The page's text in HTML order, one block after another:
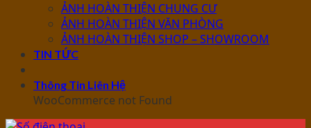
ẢNH HOÀN THIỆN CHUNG CƯ
ẢNH HOÀN THIỆN VĂN PHÒNG
ẢNH HOÀN THIỆN SHOP – SHOWROOM
TIN TỨC
Thông Tin Liên Hệ
WooCommerce not Found